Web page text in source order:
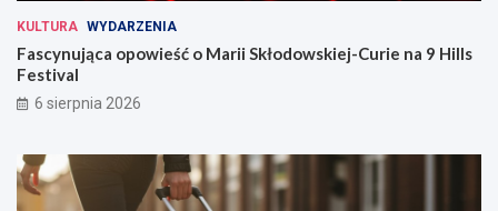
KULTURA WYDARZENIA
Fascynująca opowieść o Marii Skłodowskiej-Curie na 9 Hills
Festival
6 sierpnia 2026